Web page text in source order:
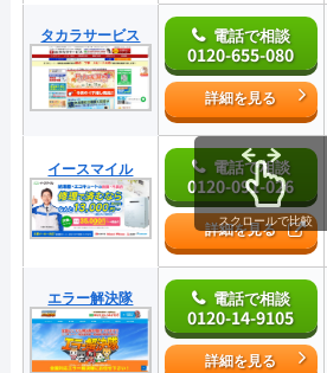
タカラサービス 電話で相談
0120-655-080
詳細を見る
イースマイル 電話で相談
0120-091-026
詳細を見る
エラー解決隊 電話で相談
0120-14-9105
詳細を見る
スクロールで比較